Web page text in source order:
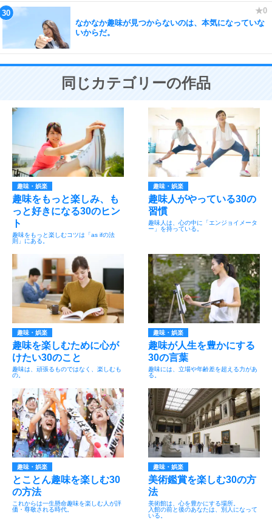
なかなか趣味が見つからないのは、本気になっていな
いからだ。
同じカテゴリーの作品
趣味・娯楽
趣味をもっと楽しみ、も
っと好きになる30のヒン
ト
趣味をもっと楽しむコツは「as ifの法
則」にある。
趣味・娯楽
趣味人がやっている30の
習慣
趣味人は、心の中に「エンジョイメータ
ー」を持っている。
趣味・娯楽
趣味を楽しむために心が
けたい30のこと
趣味は、頑張るものではなく、楽しむも
の。
趣味・娯楽
趣味が人生を豊かにする
30の言葉
趣味には、立場や年齢差を超える力があ
る。
趣味・娯楽
とことん趣味を楽しむ30
の方法
これからは一生懸命趣味を楽しむ人が評
価・尊敬される時代。
趣味・娯楽
美術鑑賞を楽しむ30の方
法
美術館は、心を豊かにする場所。
入館の前と後のあなたは、別人になって
いる。